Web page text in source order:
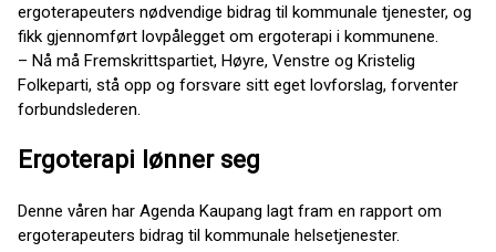
ergoterapeuters nødvendige bidrag til kommunale tjenester, og
fikk gjennomført lovpålegget om ergoterapi i kommunene.
– Nå må Fremskrittspartiet, Høyre, Venstre og Kristelig
Folkeparti, stå opp og forsvare sitt eget lovforslag, forventer
forbundslederen.
Ergoterapi lønner seg
Denne våren har Agenda Kaupang lagt fram en rapport om
ergoterapeuters bidrag til kommunale helsetjenester.